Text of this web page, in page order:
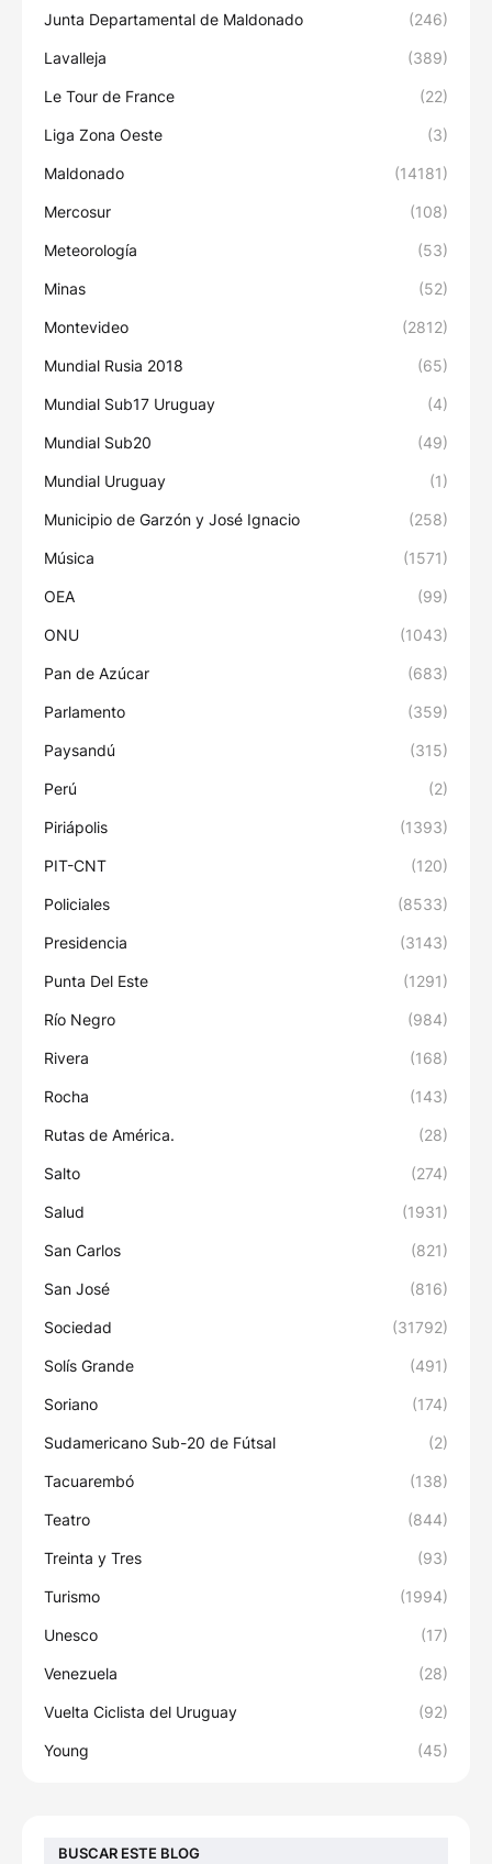
Junta Departamental de Maldonado (246)
Lavalleja (389)
Le Tour de France (22)
Liga Zona Oeste (3)
Maldonado (14181)
Mercosur (108)
Meteorología (53)
Minas (52)
Montevideo (2812)
Mundial Rusia 2018 (65)
Mundial Sub17 Uruguay (4)
Mundial Sub20 (49)
Mundial Uruguay (1)
Municipio de Garzón y José Ignacio (258)
Música (1571)
OEA (99)
ONU (1043)
Pan de Azúcar (683)
Parlamento (359)
Paysandú (315)
Perú (2)
Piriápolis (1393)
PIT-CNT (120)
Policiales (8533)
Presidencia (3143)
Punta Del Este (1291)
Río Negro (984)
Rivera (168)
Rocha (143)
Rutas de América. (28)
Salto (274)
Salud (1931)
San Carlos (821)
San José (816)
Sociedad (31792)
Solís Grande (491)
Soriano (174)
Sudamericano Sub-20 de Fútsal (2)
Tacuarembó (138)
Teatro (844)
Treinta y Tres (93)
Turismo (1994)
Unesco (17)
Venezuela (28)
Vuelta Ciclista del Uruguay (92)
Young (45)
BUSCAR ESTE BLOG